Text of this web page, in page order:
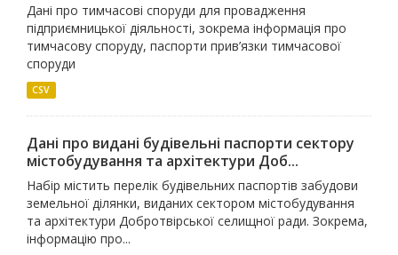
Дані про тимчасові споруди для провадження
підприємницької діяльності, зокрема інформація про
тимчасову споруду, паспорти прив’язки тимчасової
споруди
CSV
Дані про видані будівельні паспорти сектору
містобудування та архітектури Доб...
Набір містить перелік будівельних паспортів забудови
земельної ділянки, виданих сектором містобудування
та архітектури Добротвірської селищної ради. Зокрема,
інформацію про...